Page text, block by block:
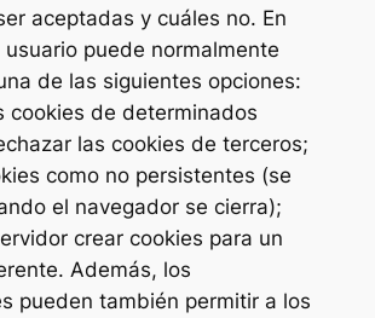
aceptadas y cuáles no. En
puede normalmente
de las siguientes opciones:
cookies de determinados
las cookies de terceros;
como no persistentes (se
el navegador se cierra);
crear cookies para un
Además, los
pueden también permitir a los